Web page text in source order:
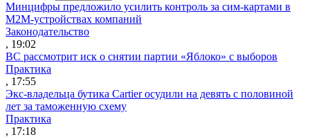
Минцифры предложило усилить контроль за сим-картами в
M2M-устройствах компаний
Законодательство
, 19:02
ВС рассмотрит иск о снятии партии «Яблоко» с выборов
Практика
, 17:55
Экс-владельца бутика Cartier осудили на девять с половиной
лет за таможенную схему
Практика
, 17:18